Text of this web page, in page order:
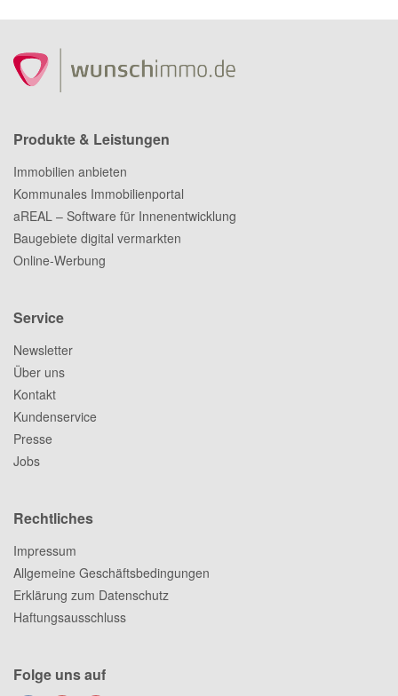
Produkte & Leistungen
Immobilien anbieten
Kommunales Immobilienportal
aREAL – Software für Innenentwicklung
Baugebiete digital vermarkten
Online-Werbung
Service
Newsletter
Über uns
Kontakt
Kundenservice
Presse
Jobs
Rechtliches
Impressum
Allgemeine Geschäftsbedingungen
Erklärung zum Datenschutz
Haftungsausschluss
Folge uns auf